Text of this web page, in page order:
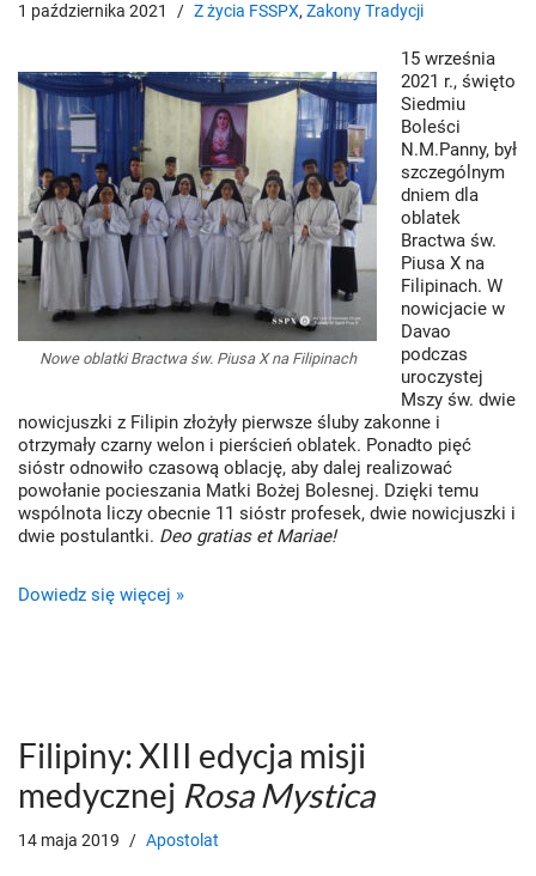
1 października 2021 Z życia FSSPX, Zakony Tradycji
Nowe oblatki Bractwa św. Piusa X na Filipinach
15 września
2021 r., święto
Siedmiu
Boleści
N.M.Panny, był
szczególnym
dniem dla
oblatek
Bractwa św.
Piusa X na
Filipinach. W
nowicjacie w
Davao
podczas
uroczystej
Mszy św. dwie
nowicjuszki z Filipin złożyły pierwsze śluby zakonne i
otrzymały czarny welon i pierścień oblatek. Ponadto pięć
sióstr odnowiło czasową oblację, aby dalej realizować
powołanie pocieszania Matki Bożej Bolesnej. Dzięki temu
wspólnota liczy obecnie 11 sióstr profesek, dwie nowicjuszki i
dwie postulantki. Deo gratias et Mariae!
Dowiedz się więcej »
Filipiny: XIII edycja misji
medycznej Rosa Mystica
14 maja 2019 Apostolat